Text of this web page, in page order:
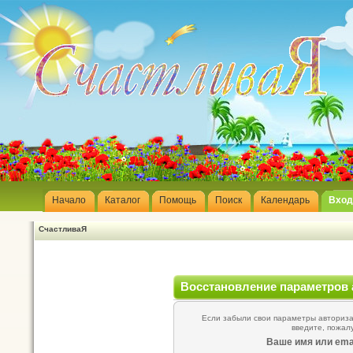
Начало Каталог Помощь Поиск Календарь Вход
СчастливаЯ
Восстановление параметров
Если забыли свои параметры
введите,
Ваше имя или